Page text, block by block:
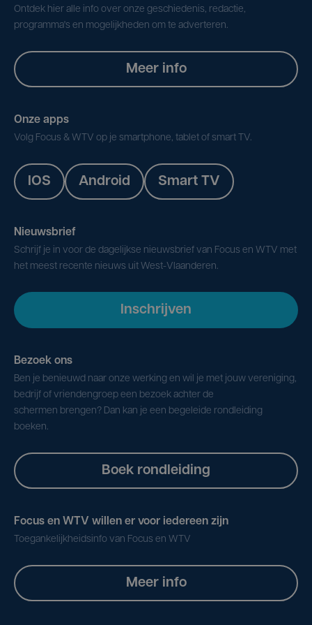
Ontdek hier alle info over onze geschiedenis, redactie,
programma's en mogelijkheden om te adverteren.
Meer info
Onze apps
Volg Focus & WTV op je smartphone, tablet of smart TV.
IOS Android Smart TV
Nieuwsbrief
Schrijf je in voor de dagelijkse nieuwsbrief van Focus en WTV met
het meest recente nieuws uit West-Vlaanderen.
Inschrijven
Bezoek ons
Ben je benieuwd naar onze werking en wil je met jouw vereniging,
bedrijf of vriendengroep een bezoek achter de
schermen brengen? Dan kan je een begeleide rondleiding
boeken.
Boek rondleiding
Focus en WTV willen er voor iedereen zijn
Toegankelijkheidsinfo van Focus en WTV
Meer info